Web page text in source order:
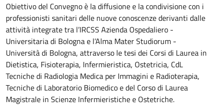
Obiettivo del Convegno è la diffusione e la condivisione con i
professionisti sanitari delle nuove conoscenze derivanti dalle
attività integrate tra l’IRCSS Azienda Ospedaliero -
Universitaria di Bologna e l’Alma Mater Studiorum -
Università di Bologna, attraverso le tesi dei Corsi di Laurea in
Dietistica, Fisioterapia, Infermieristica, Ostetricia, CdL
Tecniche di Radiologia Medica per Immagini e Radioterapia,
Tecniche di Laboratorio Biomedico e del Corso di Laurea
Magistrale in Scienze Infermieristiche e Ostetriche.